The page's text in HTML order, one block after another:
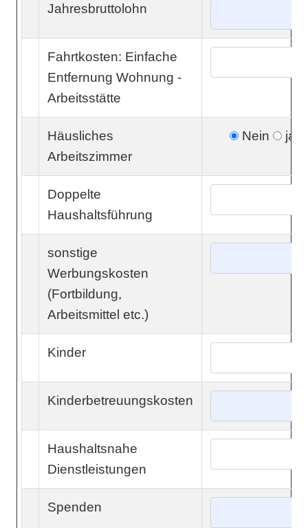
Jahresbruttolohn
Fahrtkosten: Einfache
Entfernung Wohnung -
Arbeitsstätte
Häusliches
Arbeitszimmer
Nein ja
Doppelte
Haushaltsführung
sonstige
Werbungskosten
(Fortbildung,
Arbeitsmittel etc.)
Kinder
Kinderbetreuungskosten
Haushaltsnahe
Dienstleistungen
Spenden